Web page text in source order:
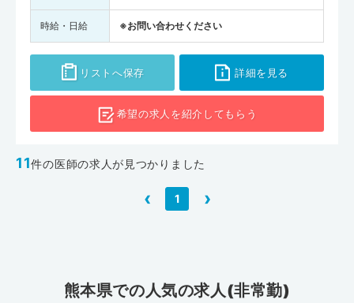
時給・日給 ※お問い合わせください
リストへ保存 詳細を見る
希望の求人を紹介してもらう
11件の医師の求人が見つかりました
‹ 1 ›
熊本県での人気の求人(非常勤)